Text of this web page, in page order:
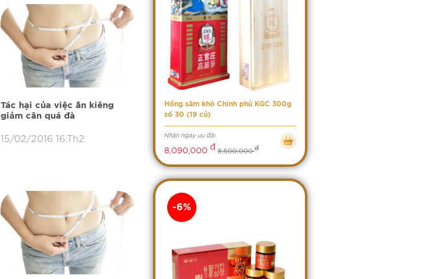
Tác hại của việc ăn kiêng
giảm cân quá đà
15/02/2016 16:Th2
Hồng sâm khô Chính phủ KGC 300g
số 30 (19 củ)
Nhận ngay ưu đãi
8,090,000 đ 8,500,000đ
-6%